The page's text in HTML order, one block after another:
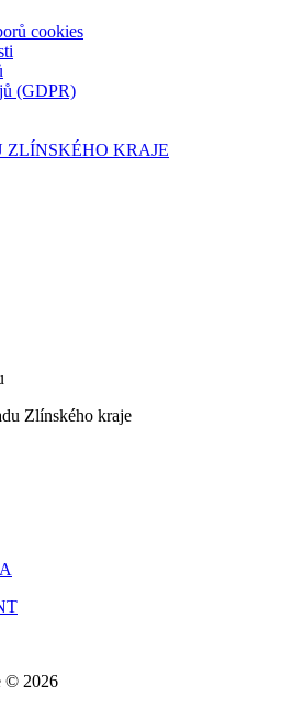
cookies
(GDPR)
ZLÍNSKÉHO KRAJE
Zlínského kraje
© 2026